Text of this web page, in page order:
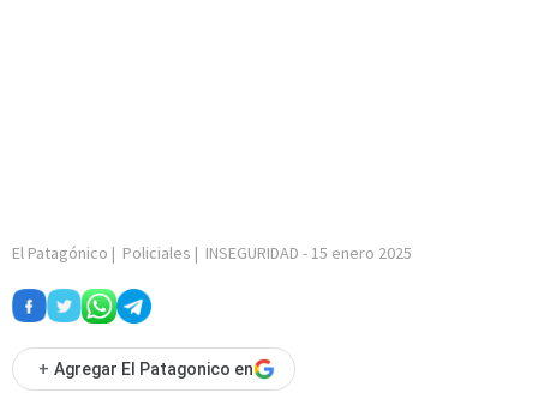
El Patagónico | Policiales | INSEGURIDAD - 15 enero 2025
+ Agregar El Patagonico en